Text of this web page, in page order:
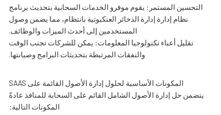
التحسين المستمر: يقوم موفرو الخدمات السحابية بتحديث برنامج
نظام إدارة إدارة الذخائر العنكبوتية بانتظام، مما يضمن وصول
المستخدمين إلى أحدث الميزات والوظائف.
تقليل أعباء تكنولوجيا المعلومات: يمكن للشركات تجنب الوقت
والنفقات المرتبطة بتحديثات البرامج وصيانتها.
المكونات الأساسية لحلول إدارة الأصول القائمة على SAAS
يتضمن حل إدارة الأصول الشامل القائم على السحابة للمنافذ عادةً
المكونات التالية: